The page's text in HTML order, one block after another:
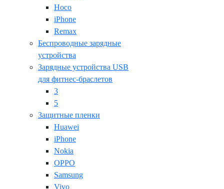
Hoco
iPhone
Remax
Беспроводные зарядные
устройства
Зарядные устройства USB
для фитнес-браслетов
3
5
Защитные пленки
Huawei
iPhone
Nokia
OPPO
Samsung
Vivo